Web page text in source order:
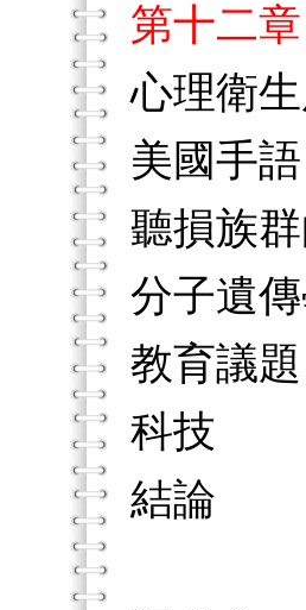
第十二
心理衛
美國手語
聽損族
分子遺
教育議題
科技
結論